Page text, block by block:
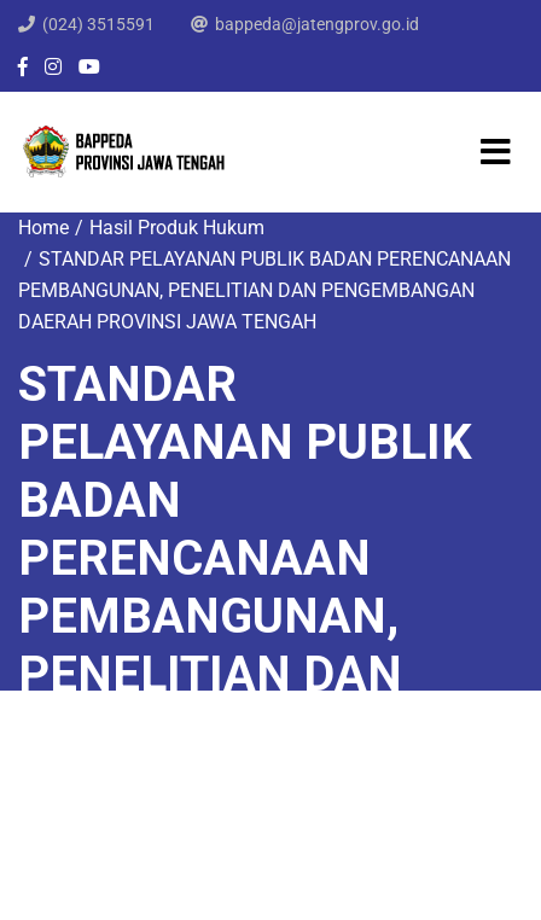
(024) 3515591 bappeda@jatengprov.go.id
Home
Hasil Produk Hukum
STANDAR PELAYANAN PUBLIK BADAN PERENCANAAN
PEMBANGUNAN, PENELITIAN DAN PENGEMBANGAN
DAERAH PROVINSI JAWA TENGAH
STANDAR
PELAYANAN PUBLIK
BADAN
PERENCANAAN
PEMBANGUNAN,
PENELITIAN DAN